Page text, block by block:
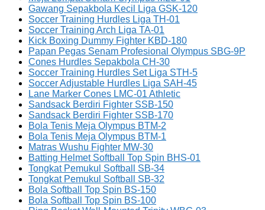
Gawang Sepakbola Kecil Liga GSK-120
Soccer Training Hurdles Liga TH-01
Soccer Training Arch Liga TA-01
Kick Boxing Dummy Fighter KBD-180
Papan Pegas Senam Profesional Olympus SBG-9P
Cones Hurdles Sepakbola CH-30
Soccer Training Hurdles Set Liga STH-5
Soccer Adjustable Hurdles Liga SAH-45
Lane Marker Cones LMC-01 Athletic
Sandsack Berdiri Fighter SSB-150
Sandsack Berdiri Fighter SSB-170
Bola Tenis Meja Olympus BTM-2
Bola Tenis Meja Olympus BTM-1
Matras Wushu Fighter MW-30
Batting Helmet Softball Top Spin BHS-01
Tongkat Pemukul Softball SB-34
Tongkat Pemukul Softball SB-32
Bola Softball Top Spin BS-150
Bola Softball Top Spin BS-100